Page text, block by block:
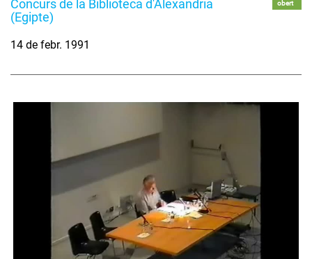
Concurs de la Biblioteca d'Alexandria
(Egipte)
obert
14 de febr. 1991